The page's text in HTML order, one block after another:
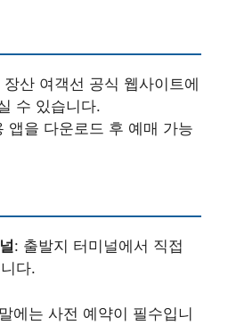
장산 여객선 공식 웹사이트에
수 있습니다.
앱을 다운로드 후 예매 가능
: 출발지 터미널에서 직접
다.
에는 사전 예약이 필수입니